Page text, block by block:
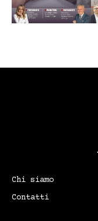
Chi siamo
Contatti